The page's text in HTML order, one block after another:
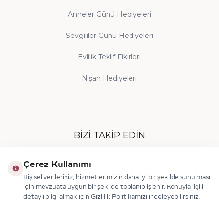
Anneler Günü Hediyeleri
Sevgililer Günü Hediyeleri
Evlilik Teklif Fikirleri
Nişan Hediyeleri
BIZI TAKIP EDIN
Çerez Kullanımı
Kişisel verileriniz, hizmetlerimizin daha iyi bir şekilde sunulması
için mevzuata uygun bir şekilde toplanıp işlenir. Konuyla ilgili
detaylı bilgi almak için Gizlilik Politikamızı inceleyebilirsiniz.